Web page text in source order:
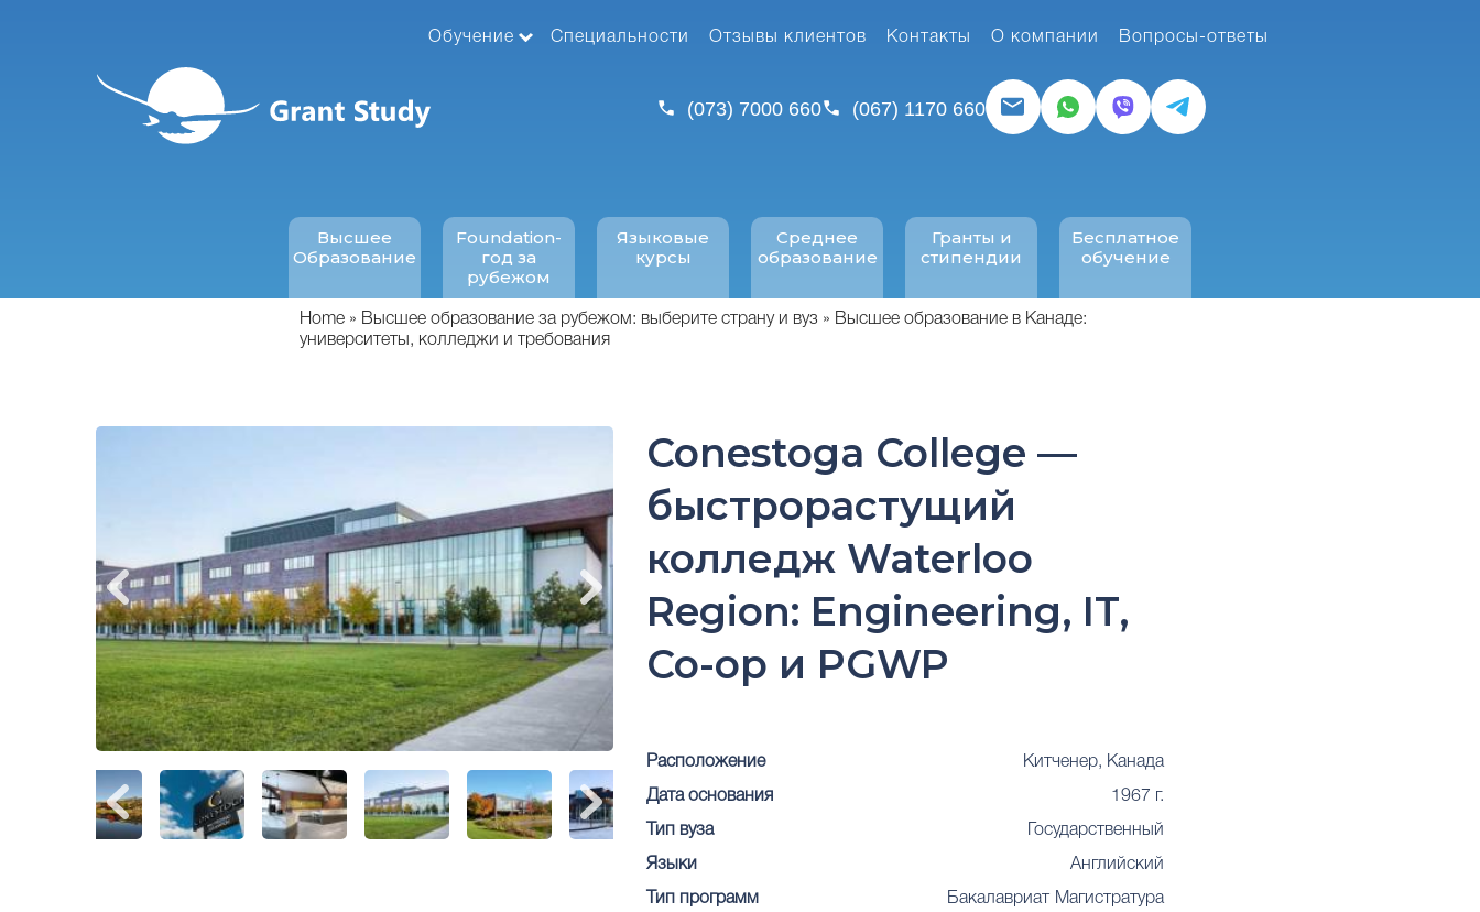
содержанию
Обучение Специальности Отзывы клиентов Контакты О компании Вопросы-ответы
(073) 7000 660 (067) 1170 660
Высшее
Образование
Foundation-
год за
рубежом
Языковые
курсы
Среднее
образование
Гранты и
стипендии
Бесплатное
обучение
Home Высшее образование за рубежом: выберите страну и вуз
Высшее образование в Канаде:
университеты, колледжи и требования
Conestoga College —
быстрорастущий
колледж Waterloo
Region: Engineering, IT,
Co-op и PGWP
Расположение Китченер, Канада
Дата основания 1967 г.
Тип вуза Государственный
Языки Английский
Тип программ Бакалавриат Магистратура